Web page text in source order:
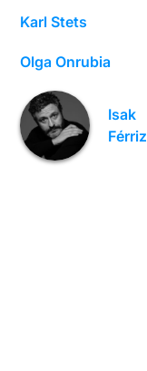
Karl Stets
Olga Onrubia
Isak
Férriz